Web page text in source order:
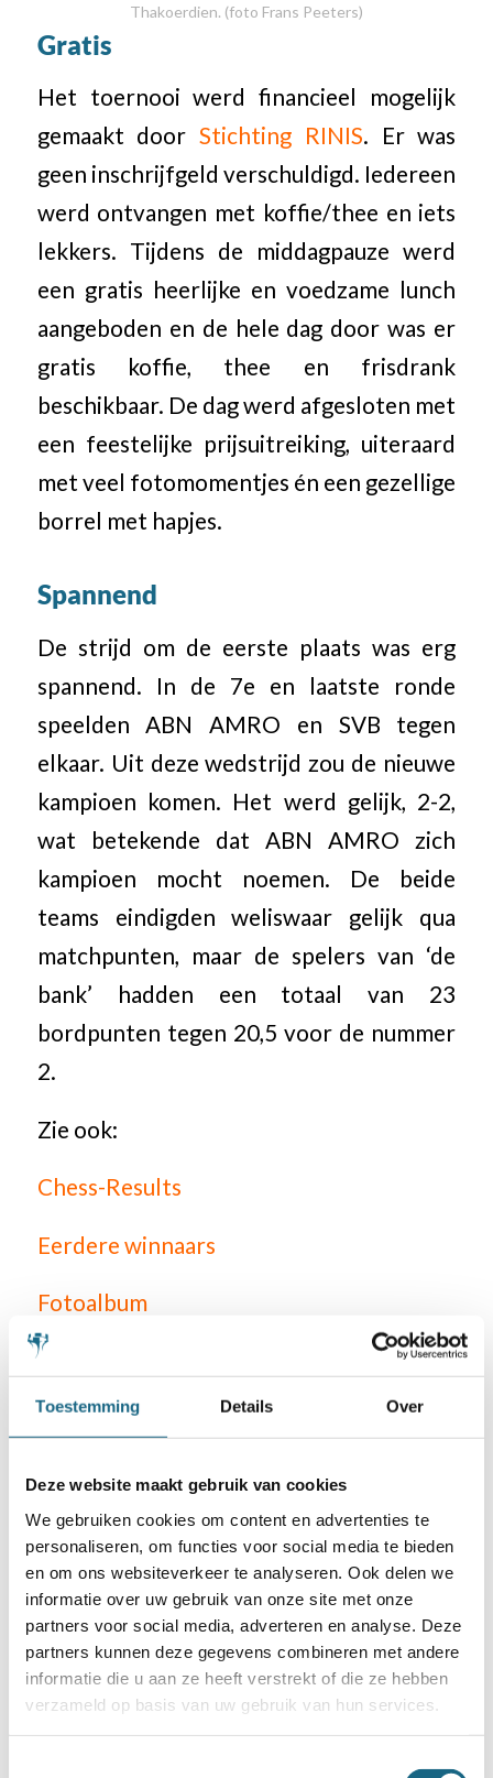
Toestemming Details Over
Deze website maakt gebruik van cookies
We gebruiken cookies om content en advertenties te
personaliseren, om functies voor social media te bieden
en om ons websiteverkeer te analyseren. Ook delen we
informatie over uw gebruik van onze site met onze
partners voor social media, adverteren en analyse. Deze
partners kunnen deze gegevens combineren met andere
informatie die u aan ze heeft verstrekt of die ze hebben
verzameld op basis van uw gebruik van hun services.
Thakoerdien. (foto Frans Peeters)
Gratis
Het toernooi werd financieel mogelijk
gemaakt doorStichting RINIS. Er was
geen inschrijfgeld verschuldigd. Iedereen
werd ontvangen met koffie/thee en iets
lekkers. Tijdens de middagpauze werd
een gratis heerlijke en voedzame lunch
aangeboden en de hele dag door was er
gratis koffie, thee en frisdrank
beschikbaar. De dag werd afgesloten met
een feestelijke prijsuitreiking, uiteraard
met veel fotomomentjes én een gezellige
borrel met hapjes.
Spannend
De strijd om de eerste plaats was erg
spannend. In de 7e en laatste ronde
speelden ABN AMRO en SVB tegen
elkaar. Uit deze wedstrijd zou de nieuwe
kampioen komen. Het werd gelijk, 2-2,
wat betekende dat ABN AMRO zich
kampioen mocht noemen. De beide
teams eindigden weliswaar gelijk qua
matchpunten, maar de spelers van ‘de
bank’ hadden een totaal van 23
bordpunten tegen 20,5 voor de nummer
2.
Zie ook:
Chess-Results
Eerdere winnaars
Fotoalbum
Categorie
Deel dit stuk